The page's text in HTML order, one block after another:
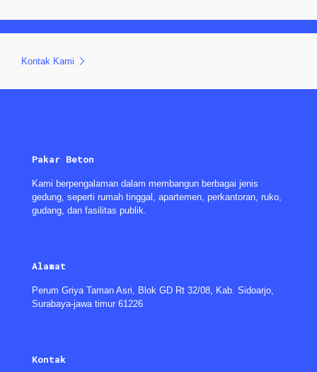
Kontak Kami
Pakar Beton
Kami berpengalaman dalam membangun berbagai jenis
gedung, seperti rumah tinggal, apartemen, perkantoran, ruko,
gudang, dan fasilitas publik.
Alamat
Perum Griya Taman Asri, Blok GD Rt 32/08, Kab. Sidoarjo,
Surabaya-jawa timur 61226
Kontak